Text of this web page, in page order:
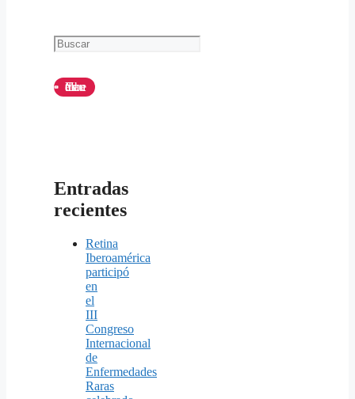
Buscar
Canal de Youtube
Entradas
recientes
Retina
Iberoamérica
participó
en
el
III
Congreso
Internacional
de
Enfermedades
Raras